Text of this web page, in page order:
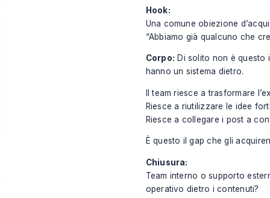
Hook:
Una comune obiezione
“Abbiamo già qualcuno che
Corpo: Di solito non è questo
hanno un sistema dietro.
Il team riesce a trasformare
Riesce a riutilizzare le idee
Riesce a collegare i post a
È questo il gap che gli
Chiusura:
Team interno o supporto
operativo dietro i contenuti?